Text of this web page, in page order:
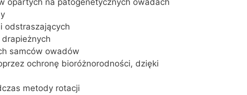
odstraszających
samców owadów
ochronę bioróżnorodności, dzięki
metody rotacji